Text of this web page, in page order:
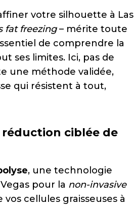
votre silhouette à Las
fat freezing– mérite toute
de comprendre la
ses limites. Ici, pas de
une méthode validée,
qui résistent à tout,
réduction ciblée de
, une technologie
pour la non-invasive
cellules graisseuses à